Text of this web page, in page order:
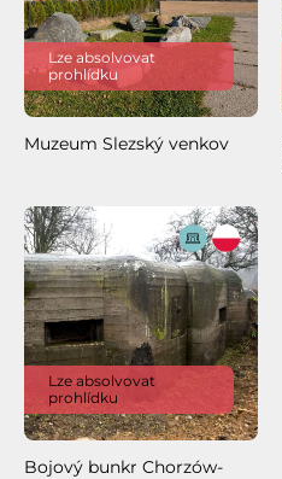
Lze absolvovat
prohlídku
Muzeum Slezský venkov
Lze absolvovat
prohlídku
Bojový bunkr Chorzów-